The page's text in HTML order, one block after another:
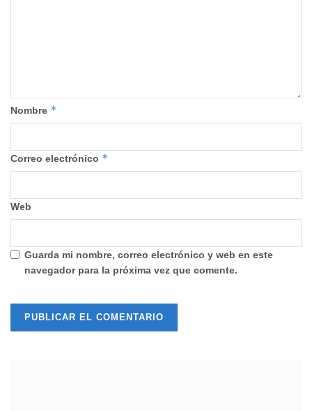
Nombre *
Correo electrónico *
Web
Guarda mi nombre, correo electrónico y web en este
navegador para la próxima vez que comente.